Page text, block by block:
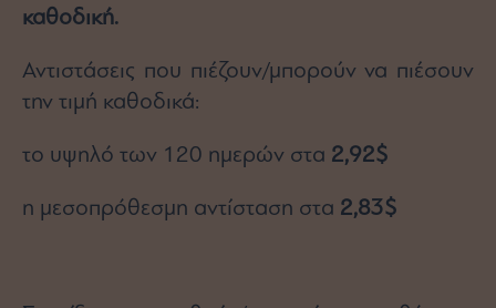
καθοδική.
Αντιστάσεις που πιέζουν/μπορούν να πιέσουν
την τιμή καθοδικά:
το υψηλό των 120 ημερών στα 2,92$
η μεσοπρόθεσμη αντίσταση στα 2,83$